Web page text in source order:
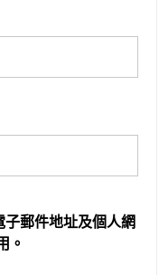
郵件地址及個人網
。